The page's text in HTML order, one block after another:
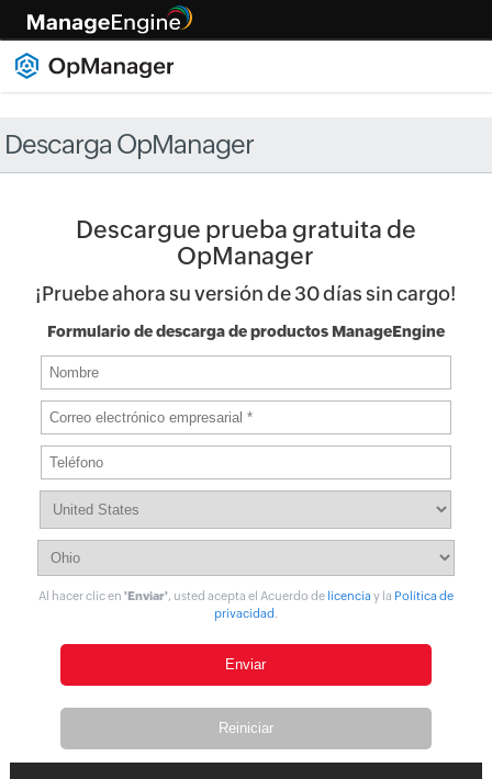
Descarga OpManager
Descargue prueba gratuita de
OpManager
¡Pruebe ahora su versión de 30 días sin cargo!
Formulario de descarga de productos ManageEngine
Al hacer clic en 'Enviar', usted acepta el Acuerdo de licencia y la Política de
privacidad